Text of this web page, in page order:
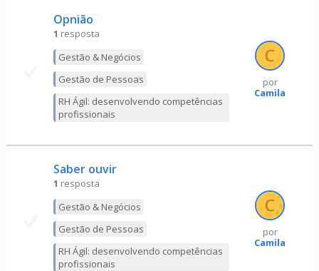
Opnião
1 resposta
Gestão & Negócios
Gestão de Pessoas
RH Ágil: desenvolvendo competências
profissionais
por
Camila
Saber ouvir
1 resposta
Gestão & Negócios
Gestão de Pessoas
RH Ágil: desenvolvendo competências
profissionais
por
Camila